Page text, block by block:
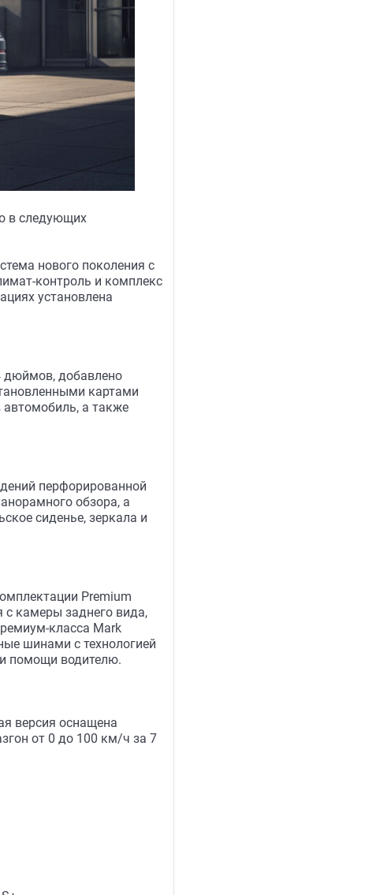
в следующих
нового поколения с
контроль и комплекс
установлена
дюймов, добавлено
картами
автомобиль, а также
перфорированной
обзора, а
сиденье, зеркала и
Premium
с камеры заднего вида,
класса Mark
шинами с технологией
помощи водителю.
версия оснащена
от 0 до 100 км/ч за 7